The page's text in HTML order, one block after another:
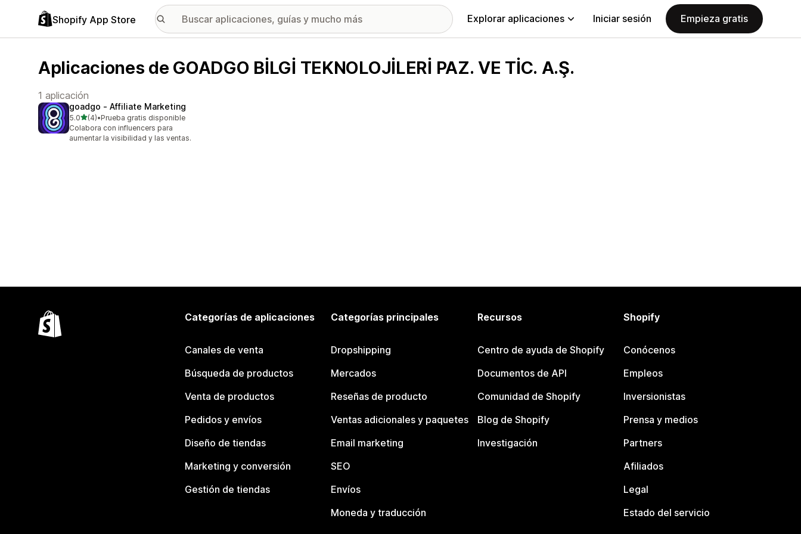
Shopify App Store Explorar aplicaciones Iniciar sesión Empieza gratis
Aplicaciones de GOADGO BİLGİ TEKNOLOJİLERİ PAZ. VE TİC. A.Ş.
1 aplicación
goadgo ‑ Affiliate Marketing
5.0de 5 estrellas
(4)
4 reseñas en total
•Prueba gratis disponible
Colabora con influencers para
aumentar la visibilidad y las ventas.
Categorías de aplicaciones
Canales de venta
Búsqueda de productos
Venta de productos
Pedidos y envíos
Diseño de tiendas
Marketing y conversión
Gestión de tiendas
Categorías principales
Dropshipping
Mercados
Reseñas de producto
Ventas adicionales y paquetes
Email marketing
SEO
Envíos
Moneda y traducción
Recursos
Centro de ayuda de Shopify
Documentos de API
Comunidad de Shopify
Blog de Shopify
Investigación
Shopify
Conócenos
Empleos
Inversionistas
Prensa y medios
Partners
Afiliados
Legal
Estado del servicio